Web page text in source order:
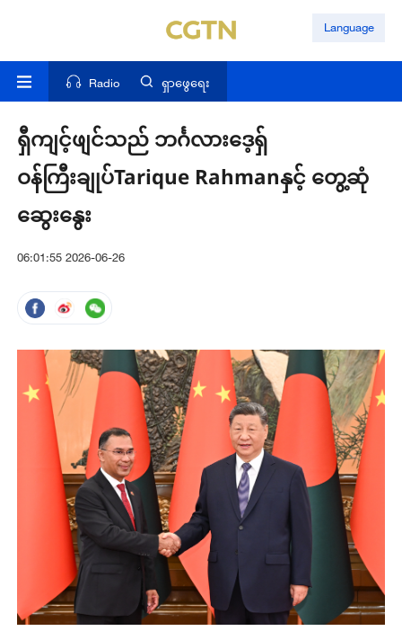
Language
Radio ရှာဖွေရေး
ရှီကျင့်ဖျင်သည် ဘင်္ဂလားဒေ့ရှ်
ဝန်ကြီးချုပ်Tarique Rahmanနှင့် တွေ့ဆုံ
ဆွေးနွေး
06:01:55 2026-06-26